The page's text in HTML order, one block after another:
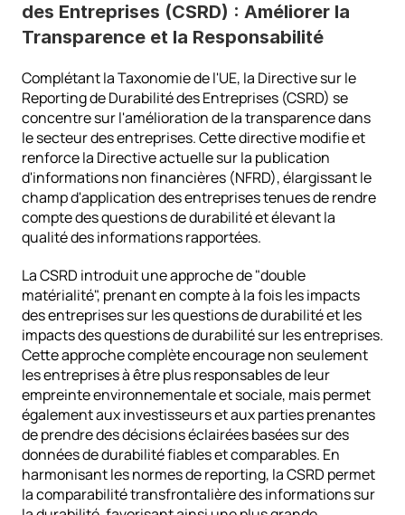
des Entreprises (CSRD) : Améliorer la
Transparence et la Responsabilité
Complétant la Taxonomie de l'UE, la Directive sur le
Reporting de Durabilité des Entreprises (CSRD) se
concentre sur l'amélioration de la transparence dans
le secteur des entreprises. Cette directive modifie et
renforce la Directive actuelle sur la publication
d'informations non financières (NFRD), élargissant le
champ d'application des entreprises tenues de rendre
compte des questions de durabilité et élevant la
qualité des informations rapportées.
La CSRD introduit une approche de "double
matérialité", prenant en compte à la fois les impacts
des entreprises sur les questions de durabilité et les
impacts des questions de durabilité sur les entreprises.
Cette approche complète encourage non seulement
les entreprises à être plus responsables de leur
empreinte environnementale et sociale, mais permet
également aux investisseurs et aux parties prenantes
de prendre des décisions éclairées basées sur des
données de durabilité fiables et comparables. En
harmonisant les normes de reporting, la CSRD permet
la comparabilité transfrontalière des informations sur